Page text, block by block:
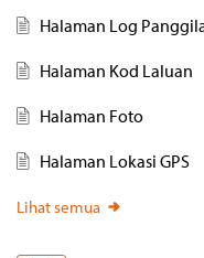
Halaman Log
Halaman Kod Laluan
Halaman Foto
Halaman Lokasi GPS
Lihat semua